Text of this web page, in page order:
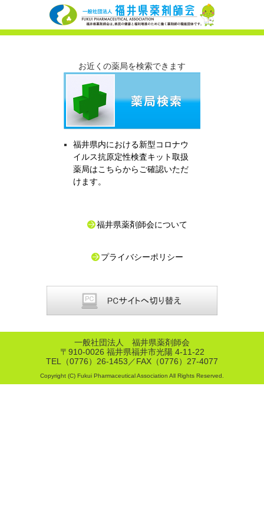
お近くの薬局を検索できます
福井県内における新型コロナウ
イルス抗原定性検査キット取扱
薬局はこちらからご確認いただ
けます。
福井県薬剤師会について
プライバシーポリシー
一般社団法人 福井県薬剤師会
〒910-0026 福井県福井市光陽 4-11-22
TEL（0776）26-1453／FAX（0776）27-4077
Copyright (C) Fukui Pharmaceutical Association All Rights Reserved.